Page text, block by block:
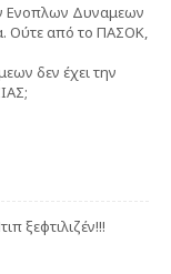
Ενοπλων Δυναμεων
Ούτε από το ΠΑΣΟΚ,
δεν έχει την
ξεφτιλιζέν!!!